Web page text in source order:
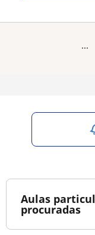
...
Aulas
procuradas